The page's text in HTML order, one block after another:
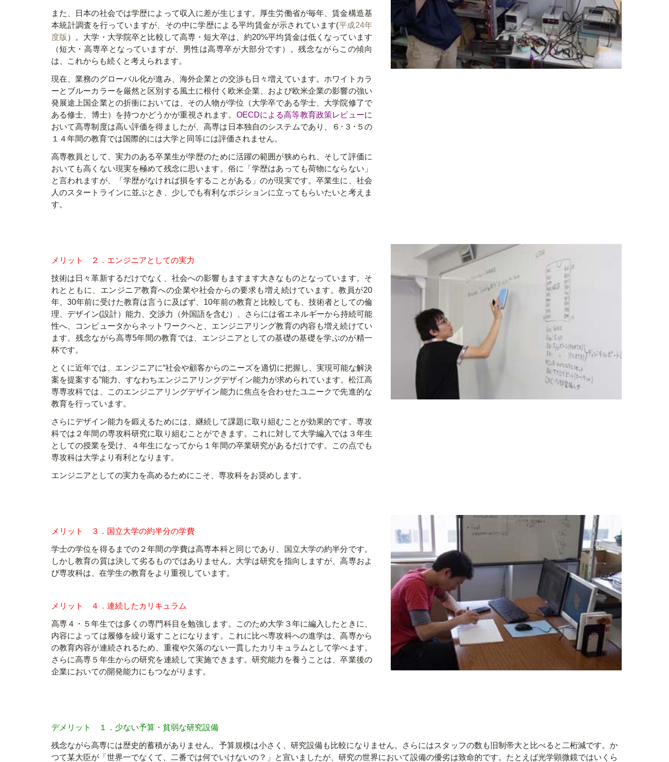
また、日本の社会では学歴によって収入に差が生じます。厚生労働省が毎年、賃金構造基
本統計調査を行っていますが、その中に学歴による平均賃金が示されています(平成24年
度版 ）。大学・大学院卒と比較して高専・短大卒は、約20%平均賃金は低くなっています
（短大・高専卒となっていますが、男性は高専卒が大部分です）。残念ながらこの傾向
は、これからも続くと考えられます。
現在、業務のグローバル化が進み、海外企業との交渉も日々増えています。ホワイトカラ
ーとブルーカラーを厳然と区別する風土に根付く欧米企業、および欧米企業の影響の強い
発展途上国企業との折衝においては、その人物が学位（大学卒である学士、大学院修了で
ある修士、博士）を持つかどうかが重視されます。 OECDによる高等教育政策レビューに
おいて高専制度は高い評価を得ましたが、高専は日本独自のシステムであり、６･３･５の
１４年間の教育では国際的には大学と同等には評価されません。
高専教員として、実力のある卒業生が学歴のために活躍の範囲が狭められ、そして評価に
おいても高くない現実を極めて残念に思います。俗に「学歴はあっても荷物にならない」
と言われますが、「学歴がなければ損をすることがある」のが現実です。卒業生に、社会
人のスタートラインに並ぶとき、少しでも有利なポジションに立ってもらいたいと考えま
す。
メリット ２．エンジニアとしての実力
技術は日々革新するだけでなく、社会への影響もますます大きなものとなっています。そ
れとともに、エンジニア教育への企業や社会からの要求も増え続けています。教員が20
年、30年前に受けた教育は言うに及ばず、10年前の教育と比較しても、技術者としての倫
理、デザイン(設計）能力、交渉力（外国語を含む）、さらには省エネルギーから持続可能
性へ、コンピュータからネットワークへと、エンジニアリング教育の内容も増え続けてい
ます。残念ながら高専5年間の教育では、エンジニアとしての基礎の基礎を学ぶのが精一
杯です。
とくに近年では、エンジニアに“社会や顧客からのニーズを適切に把握し、実現可能な解決
案を提案する”能力、すなわちエンジニアリングデザイン能力が求められています。松江高
専専攻科では、このエンジニアリングデザイン能力に焦点を合わせたユニークで先進的な
教育を行っています。
さらにデザイン能力を鍛えるためには、継続して課題に取り組むことが効果的です。専攻
科では２年間の専攻科研究に取り組むことができます。これに対して大学編入では３年生
としての授業を受け、４年生になってから１年間の卒業研究があるだけです。この点でも
専攻科は大学より有利となります。
エンジニアとしての実力を高めるためにこそ、専攻科をお奨めします。
メリット ３．国立大学の約半分の学費
学士の学位を得るまでの２年間の学費は高専本科と同じであり、国立大学の約半分です。
しかし教育の質は決して劣るものではありません。大学は研究を指向しますが、高専およ
び専攻科は、在学生の教育をより重視しています。
メリット ４．連続したカリキュラム
高専４・５年生では多くの専門科目を勉強します。このため大学３年に編入したときに、
内容によっては履修を繰り返すことになります。これに比べ専攻科への進学は、高専から
の教育内容が連続されるため、重複や欠落のない一貫したカリキュラムとして学べます。
さらに高専５年生からの研究を連続して実施できます。研究能力を養うことは、卒業後の
企業においての開発能力にもつながります。
デメリット １．少ない予算・貧弱な研究設備
残念ながら高専には歴史的蓄積がありません。予算規模は小さく、研究設備も比較になりません。さらにはスタッフの数も旧制帝大と比べると二桁減です。か
つて某大臣が「世界一でなくて、二番では何でいけないの？」と宣いましたが、研究の世界において設備の優劣は致命的です。たとえば光学顕微鏡ではいくら